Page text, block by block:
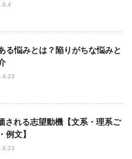
る悩みとは？陥りがちな悩みと
される志望動機【文系・理系ご
例文】